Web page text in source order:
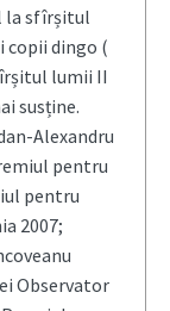
la sfîrșitul
copii dingo (
lumii II
susține.
Alexandru
pentru
pentru
2007;
Observator